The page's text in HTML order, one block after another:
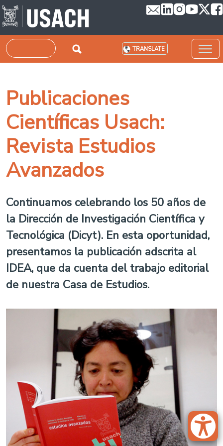
Skip to main content
Search TRANSLATE
Publicaciones
Científicas Usach:
Revista Estudios
Avanzados
Continuamos celebrando los 50 años de
la Dirección de Investigación Científica y
Tecnológica (Dicyt). En esta oportunidad,
presentamos la publicación adscrita al
IDEA, que da cuenta del trabajo editorial
de nuestra Casa de Estudios.